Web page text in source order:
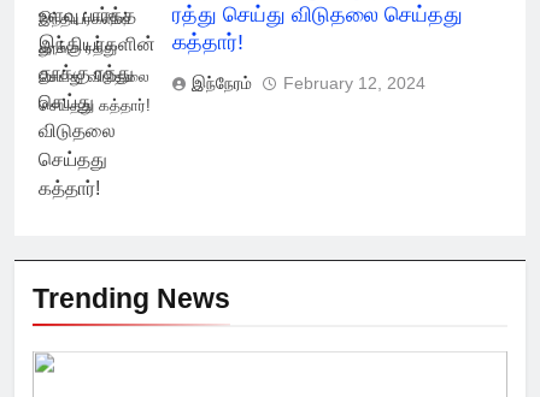
இந்தியர்களின்
தூக்கு ரத்து
செய்து விடுதலை
செய்தது கத்தார்!
ரத்து செய்து விடுதலை செய்தது
கத்தார்!
இந்நேரம் February 12, 2024
Trending News